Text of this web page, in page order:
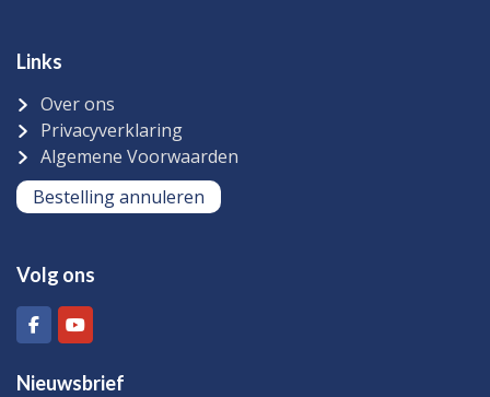
Links
Over ons
Privacyverklaring
Algemene Voorwaarden
Bestelling annuleren
Volg ons
Nieuwsbrief